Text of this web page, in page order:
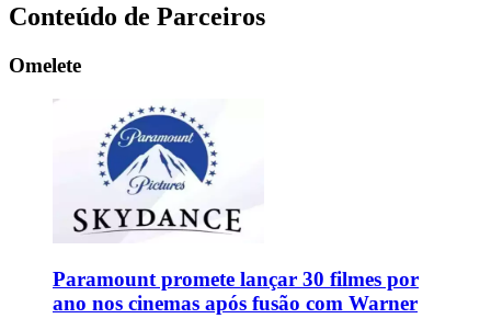
Conteúdo de Parceiros
Omelete
Paramount promete lançar 30 filmes por
ano nos cinemas após fusão com Warner